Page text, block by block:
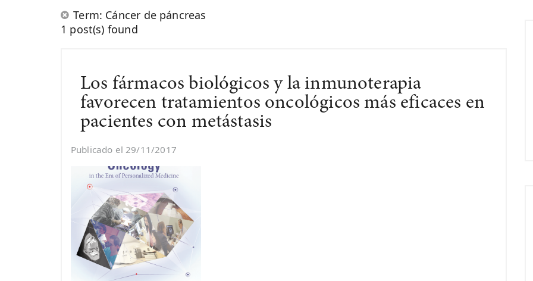
Term: Cáncer de páncreas
1 post(s) found
Los fármacos biológicos y la inmunoterapia
favorecen tratamientos oncológicos más eficaces en
pacientes con metástasis
Publicado el 29/11/2017